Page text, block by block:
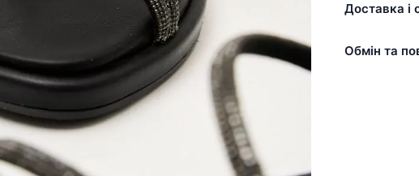
Доставка і
Обмін та